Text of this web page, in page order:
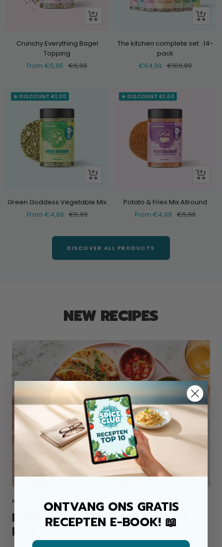
Look
Crunchy Everything Bagel
Topping
Selling
From €5,95 Normal
€6,99
+
The kitchen complete set · 14-
pack
Selling
€64,99 Normal
€109,99
☀️ DISCOUNT €1,00
Look
Green Goddess Vegetable Mix
Selling
From €4,99 Normal
€5,99
☀️ DISCOUNT €1,00
Look
Potato & Fries Mix Allround
Selling
From €4,99 Normal
€5,99
DISCOVER ALL PRODUCTS
NEW RECIPES
KIP ALLROUND MIX
KROKANTE KIP TACO'S UIT DE
PAN
ONTVANG ONS GRATIS
RECEPTEN E-BOOK! 📖